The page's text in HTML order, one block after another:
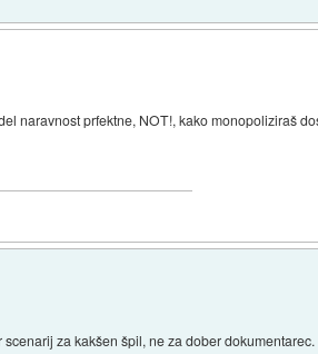
naravnost prfektne, NOT!, kako monopoliziraš
za kakšen špil, ne za dober dokumentarec.